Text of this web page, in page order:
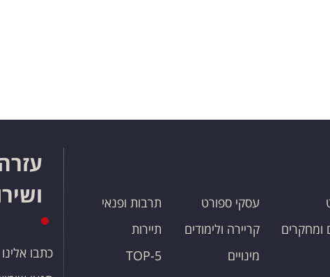
ומחקרים
עסקי ספורט
קריירה ולימודים
מינויים
תרבות ופנאי
תיירות
TOP-5
כתבו אלינו